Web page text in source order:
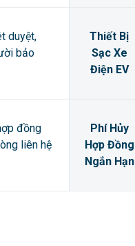
duyệt,
bảo
Thiết Bị
Sạc Xe
Điện EV
đồng
liên hệ
Phí Hủy
Hợp Đồng
Ngắn Hạn